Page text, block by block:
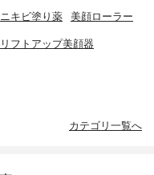
ニキビ塗り薬 美顔ローラー
リフトアップ美顔器
カテゴリ一覧へ